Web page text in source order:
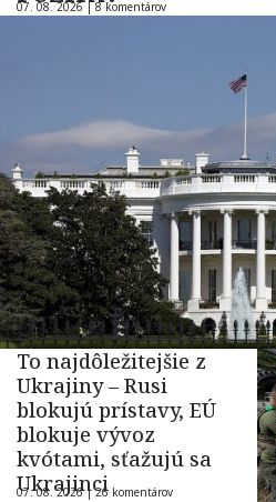
07. 08. 2026 |8 komentárov
To najdôležitejšie z
Ukrajiny – Rusi
blokujú prístavy, EÚ
blokuje vývoz
kvótami, sťažujú sa
Ukrajinci
07. 08. 2026 |26 komentárov